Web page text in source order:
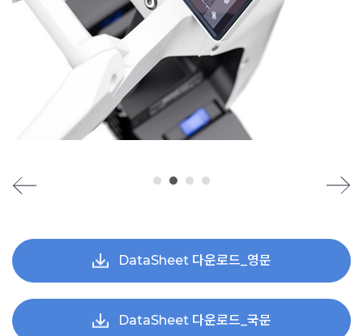
DataSheet 다운로드_영문
DataSheet 다운로드_국문